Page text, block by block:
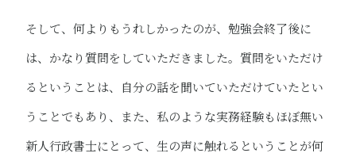
そして、何よりもうれしかったのが、勉強会終了後に
は、かなり質問をしていただきました。質問をいただけ
るということは、自分の話を聞いていただけていたとい
うことでもあり、また、私のような実務経験もほぼ無い
新人行政書士にとって、生の声に触れるということが何